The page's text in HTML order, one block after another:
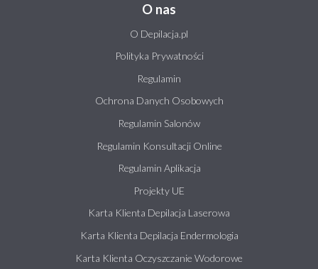
O nas
O Depilacja.pl
Polityka Prywatności
Regulamin
Ochrona Danych Osobowych
Regulamin Salonów
Regulamin Konsultacji Online
Regulamin Aplikacja
Projekty UE
Karta Klienta Depilacja Laserowa
Karta Klienta Depilacja Endermologia
Karta Klienta Oczyszczanie Wodorowe